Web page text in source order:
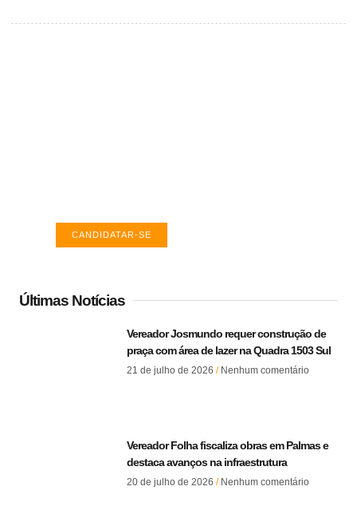
CANDIDATAR-SE
Últimas Notícias
Vereador Josmundo requer construção de
praça com área de lazer na Quadra 1503 Sul
21 de julho de 2026 Nenhum comentário
Vereador Folha fiscaliza obras em Palmas e
destaca avanços na infraestrutura
20 de julho de 2026 Nenhum comentário